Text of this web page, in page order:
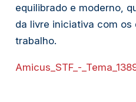
equilibrado e moderno,
da livre iniciativa com os
trabalho.
Amicus_STF_-